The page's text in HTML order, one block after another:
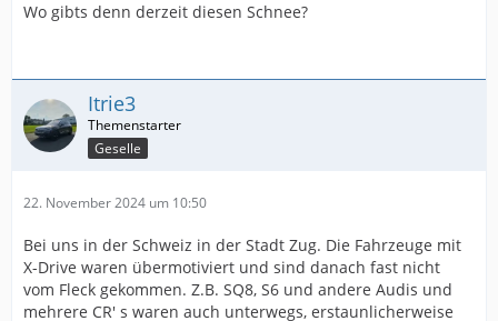
Wo gibts denn derzeit diesen Schnee?
Itrie3
Geselle
22. November 2024 um 10:50
Bei uns in der Schweiz in der Stadt Zug. Die Fahrzeuge mit
X-Drive waren übermotiviert und sind danach fast nicht
vom Fleck gekommen. Z.B. SQ8, S6 und andere Audis und
mehrere CR' s waren auch unterwegs, erstaunlicherweise